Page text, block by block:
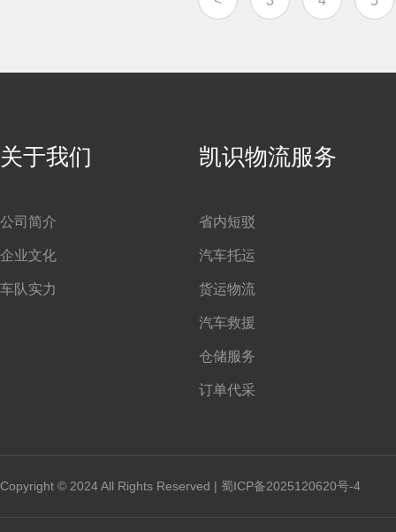
关于我们
公司简介
企业文化
车队实力
凯识物流服务
省内短驳
汽车托运
货运物流
汽车救援
仓储服务
订单代采
Copyright © 2024 All Rights Reserved | 蜀ICP备2025120620号-4